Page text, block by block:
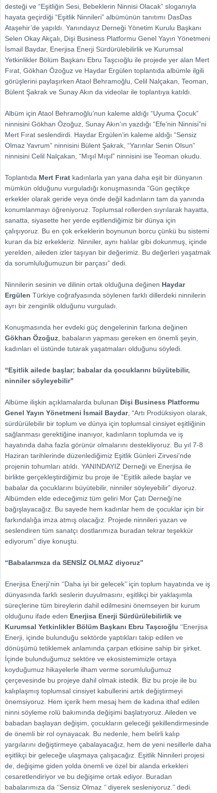
desteği ve “Eşitliğin Sesi, Bebeklerin Ninnisi Olacak” sloganıyla
hayata geçirdiği “Eşitlik Ninnileri” albümünün tanıtımı DasDas
Ataşehir’de yapıldı. Yanındayız Derneği Yönetim Kurulu Başkanı
Selen Okay Akçalı, Dişi Business Platformu Genel Yayın Yönetmeni
İsmail Baydar, Enerjisa Enerji Sürdürülebilirlik ve Kurumsal
Yetkinlikler Bölüm Başkanı Ebru Taşcıoğlu ile projede yer alan Mert
Fırat, Gökhan Özoğuz ve Haydar Ergülen toplantıda albümle ilgili
görüşlerini paylaşırken Ataol Behramoğlu, Celil Nalçakan, Teoman,
Bülent Şakrak ve Sunay Akın da videolar ile toplantıya katıldı.
Albüm için Ataol Behramoğlu’nun kaleme aldığı “Uyuma Çocuk”
ninnisini Gökhan Özoğuz, Sunay Akın’ın yazdığı “Efe’nin Ninnisi”ni
Mert Fırat seslendirdi. Haydar Ergülen’in kaleme aldığı “Sensiz
Olmaz Yavrum” ninnisini Bülent Şakrak, “Yarınlar Senin Olsun”
ninnisini Celil Nalçakan, “Mışıl Mışıl” ninnisini ise Teoman okudu.
Toplantıda Mert Fırat kadınlarla yan yana daha eşit bir dünyanın
mümkün olduğunu vurguladığı konuşmasında “Gün geçtikçe
erkekler olarak geride veya önde değil kadınların tam da yanında
konumlanmayı öğreniyoruz. Toplumsal rollerden sıyrılarak hayatta,
sanatta, siyasette her yerde eşitlendiğimiz bir dünya için
çalışıyoruz. Bu en çok erkeklerin boynunun borcu çünkü bu sistemi
kuran da biz erkekleriz. Ninniler, aynı halılar gibi dokunmuş, içinde
yerelden, aileden izler taşıyan bir değerimiz. Bu değerleri yaşatmak
da sorumluluğumuzun bir parçası” dedi.
Ninnilerin sesinin ve dilinin ortak olduğuna değinen Haydar
Ergülen Türkiye coğrafyasında söylenen farklı dillerdeki ninnilerin
ayrı bir zenginlik olduğunu vurguladı.
Konuşmasında her evdeki güç dengelerinin farkına değinen
Gökhan Özoğuz , babaların yapması gereken en önemli şeyin,
kadınları el üstünde tutarak yaşatmaları olduğunu söyledi.
“Eşitlik ailede başlar; babalar da çocuklarını büyütebilir,
ninniler söyleyebilir”
Albüme ilişkin açıklamalarda bulunan Dişi Business Platformu
Genel Yayın Yönetmeni İsmail Baydar, “Artı Prodüksiyon olarak,
sürdürülebilir bir toplum ve dünya için toplumsal cinsiyet eşitliğinin
sağlanması gerektiğine inanıyor, kadınların toplumda ve iş
hayatında daha fazla görünür olmalarını destekliyoruz. Bu yıl 7-8
Haziran tarihlerinde düzenlediğimiz Eşitlik Günleri Zirvesi’nde
projenin tohumları atıldı. YANINDAYIZ Derneği ve Enerjisa ile
birlikte gerçekleştirdiğimiz bu proje ile “Eşitlik ailede başlar ve
babalar da çocuklarını büyütebilir, ninniler söyleyebilir” diyoruz.
Albümden elde edeceğimiz tüm geliri Mor Çatı Derneği’ne
bağışlayacağız. Bu sayede hem kadınlar hem de çocuklar için bir
farkındalığa imza atmış olacağız. Projede ninnileri yazan ve
seslendiren tüm sanatçı dostlarımıza buradan tekrar teşekkür
ediyorum” diye konuştu.
“Babalarımıza da SENSİZ OLMAZ diyoruz”
Enerjisa Enerji’nin ‘’Daha iyi bir gelecek’’ için toplum hayatında ve iş
dünyasında farklı seslerin duyulmasını, eşitlikçi bir yaklaşımla
süreçlerine tüm bireylerin dahil edilmesini önemseyen bir kurum
olduğunu ifade eden Enerjisa Enerji Sürdürülebilirlik ve
Kurumsal Yetkinlikler Bölüm Başkanı Ebru Taşcıoğlu ‘’Enerjisa
Enerji, içinde bulunduğu sektörde yaptıkları takip edilen ve
dönüşümü tetiklemek anlamında çarpan etkisine sahip bir şirket.
İçinde bulunduğumuz sektöre ve ekosistemimizle ortaya
koyduğumuz hikayelerle ilham verme sorumluluğumuz
çerçevesinde bu projeye dahil olmak istedik. Biz bu proje ile bu
kalıplaşmış toplumsal cinsiyet kabullerini artık değiştirmeyi
önemsiyoruz. Hem içerik hem mesaj hem de kadına ithaf edilen
ninni söyleme rolü bakımında değişimi başlatıyoruz. Aileden ve
babadan başlayan değişim, çocukların geleceği şekillendirmesinde
de önemli bir rol oynayacak. Bu nedenle, hem belirli kalıp
yargılarını değiştirmeye çabalayacağız, hem de yeni nesillerle daha
eşitlikçi bir geleceğe ulaşmaya çalışacağız. Eşitlik Ninnileri projesi
de, değişime giden yolda önemli ve özel bir alanda erkekleri
cesaretlendiriyor ve bu değişime ortak ediyor. Buradan
babalarımıza da ‘’Sensiz Olmaz ‘’ diyerek sesleniyoruz.’’ dedi.